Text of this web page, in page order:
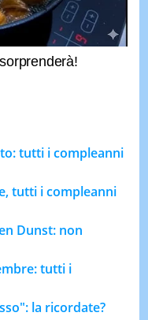
tutti i compleanni
tutti i compleanni
Dunst: non
tutti i
la ricordate?